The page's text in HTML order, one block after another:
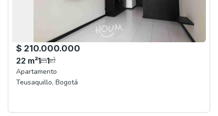
$ 210.000.000
22 m²1 1
Apartamento
Teusaquillo, Bogotá